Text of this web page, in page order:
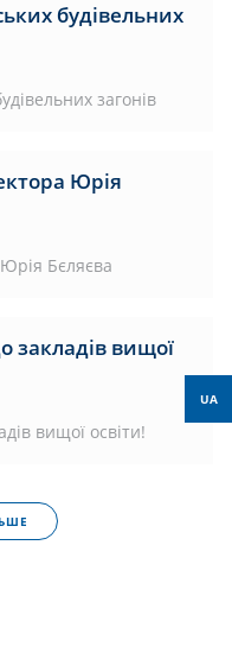
будівельних
загонів
Юрія
Бєляєва
закладів вищої
вищої освіти!
UA